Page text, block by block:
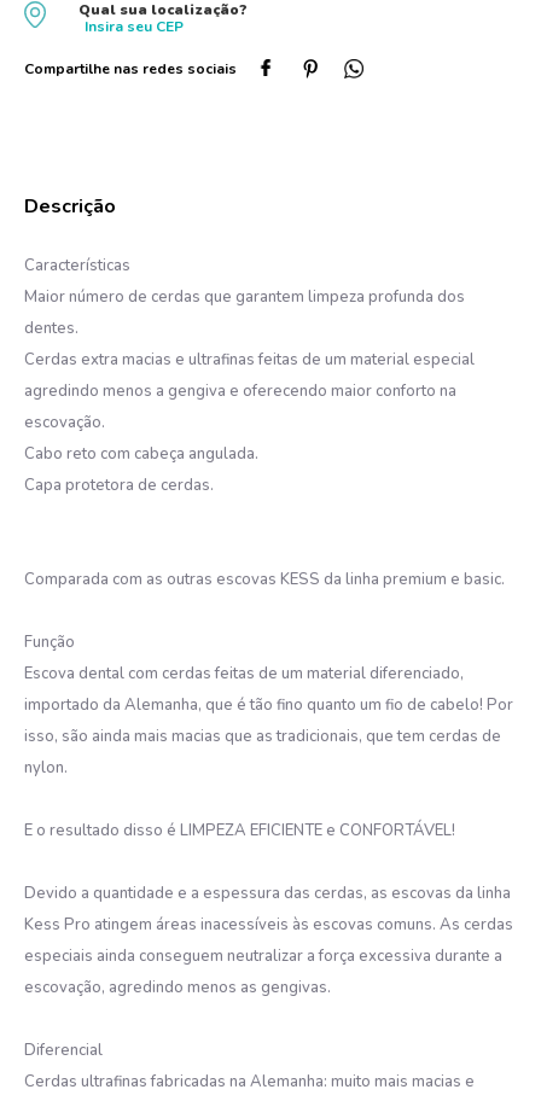
Qual sua localização?
Insira seu CEP
Características
Maior número de cerdas que garantem limpeza profunda dos
dentes.
Cerdas extra macias e ultrafinas feitas de um material especial
agredindo menos a gengiva e oferecendo maior conforto na
escovação.
Cabo reto com cabeça angulada.
Capa protetora de cerdas.
Comparada com as outras escovas KESS da linha premium e basic.
Função
Escova dental com cerdas feitas de um material diferenciado,
importado da Alemanha, que é tão fino quanto um fio de cabelo! Por
isso, são ainda mais macias que as tradicionais, que tem cerdas de
nylon.
E o resultado disso é LIMPEZA EFICIENTE e CONFORTÁVEL!
Devido a quantidade e a espessura das cerdas, as escovas da linha
Kess Pro atingem áreas inacessíveis às escovas comuns. As cerdas
especiais ainda conseguem neutralizar a força excessiva durante a
escovação, agredindo menos as gengivas.
Diferencial
Cerdas ultrafinas fabricadas na Alemanha: muito mais macias e